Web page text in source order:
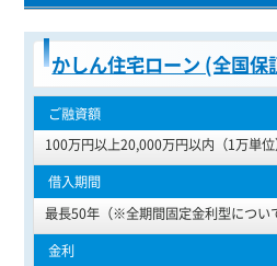
かしん住宅ローン (全国保
100万円以上20,000万円以内（1万単位
最長50年（※全期間固定金利型につい